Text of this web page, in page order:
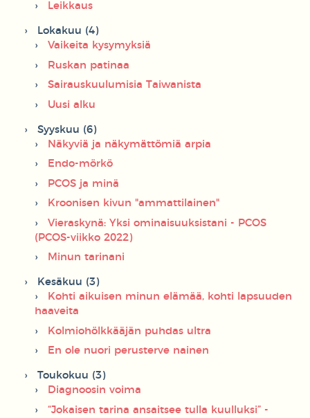
Leikkaus
Lokakuu (4)
Vaikeita kysymyksiä
Ruskan patinaa
Sairauskuulumisia Taiwanista
Uusi alku
Syyskuu (6)
Näkyviä ja näkymättömiä arpia
Endo-mörkö
PCOS ja minä
Kroonisen kivun "ammattilainen"
Vieraskynä: Yksi ominaisuuksistani - PCOS
(PCOS-viikko 2022)
Minun tarinani
Kesäkuu (3)
Kohti aikuisen minun elämää, kohti lapsuuden
haaveita
Kolmiohölkkääjän puhdas ultra
En ole nuori perusterve nainen
Toukokuu (3)
Diagnoosin voima
“Jokaisen tarina ansaitsee tulla kuulluksi” -